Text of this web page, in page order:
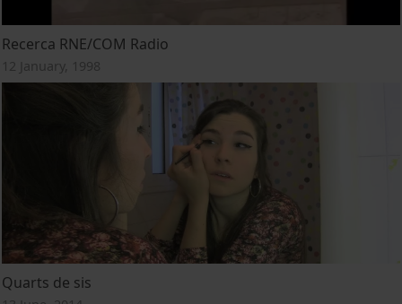
Recerca RNE/COM Radio
12 January, 1998
Quarts de sis